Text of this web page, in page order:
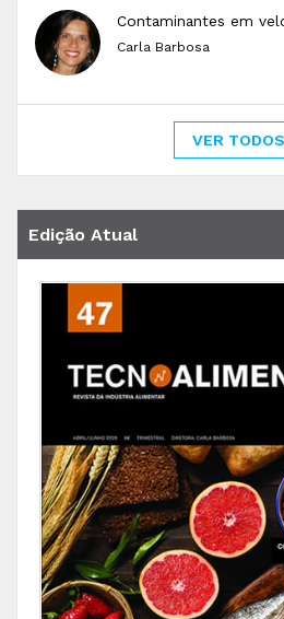
Contaminantes em
Carla Barbosa
VER
Edição Atual